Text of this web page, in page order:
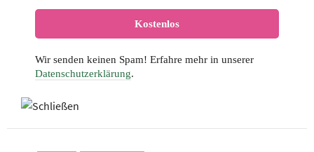
Wir senden keinen Spam! Erfahre mehr in unserer
Datenschutzerklärung.